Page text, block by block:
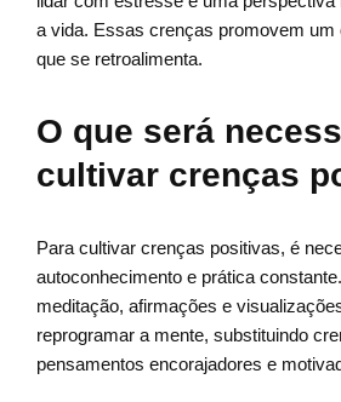
a vida. Essas crenças promovem um
que se retroalimenta.
O que será
cultivar crenças
Para cultivar crenças positivas, é
autoconhecimento e prática
meditação, afirmações e
reprogramar a mente, substituindo
pensamentos encorajadores e